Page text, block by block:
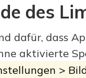
des
dafür, dass
aktivierte
>